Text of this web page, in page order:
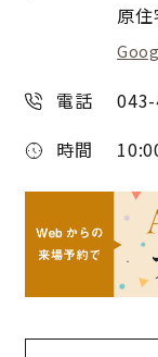
原
電話
時間